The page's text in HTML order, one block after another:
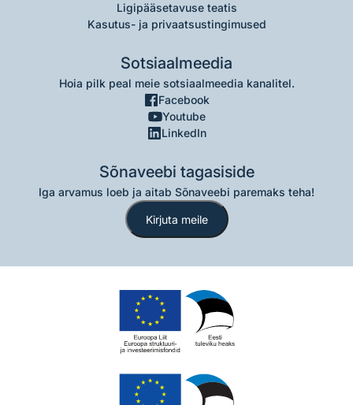
Ligipääsetavuse teatis
Kasutus- ja privaatsustingimused
Sotsiaalmeedia
Hoia pilk peal meie sotsiaalmeedia kanalitel.
Facebook
Youtube
LinkedIn
Sõnaveebi tagasiside
Iga arvamus loeb ja aitab Sõnaveebi paremaks teha!
Kirjuta meile